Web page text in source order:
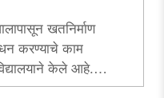
खतनिर्माण
करण्याचे काम
केले आहे.